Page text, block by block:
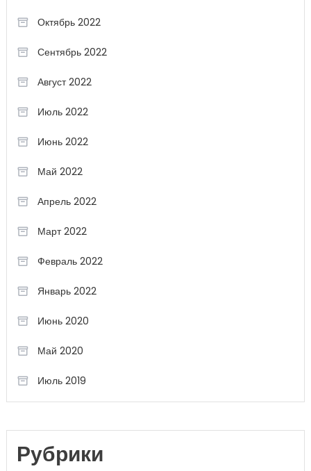
Октябрь 2022
Сентябрь 2022
Август 2022
Июль 2022
Июнь 2022
Май 2022
Апрель 2022
Март 2022
Февраль 2022
Январь 2022
Июнь 2020
Май 2020
Июль 2019
Рубрики